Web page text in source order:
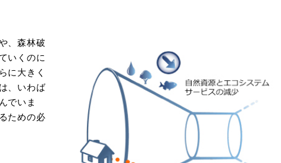
、森林破
いくのに
に大きく
、いわば
でいま
ための必